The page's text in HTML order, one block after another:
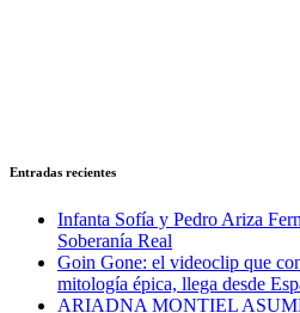
Entradas recientes
Infanta Sofía y Pedro Ariza
Soberanía Real
Goin Gone: el videoclip que
mitología épica, llega desde
ARIADNA MONTIEL